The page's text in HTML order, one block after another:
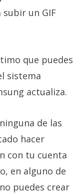
subir un GIF
que puedes
sistema
actualiza.
de las
hacer
con tu cuenta
en alguno de
puedes crear